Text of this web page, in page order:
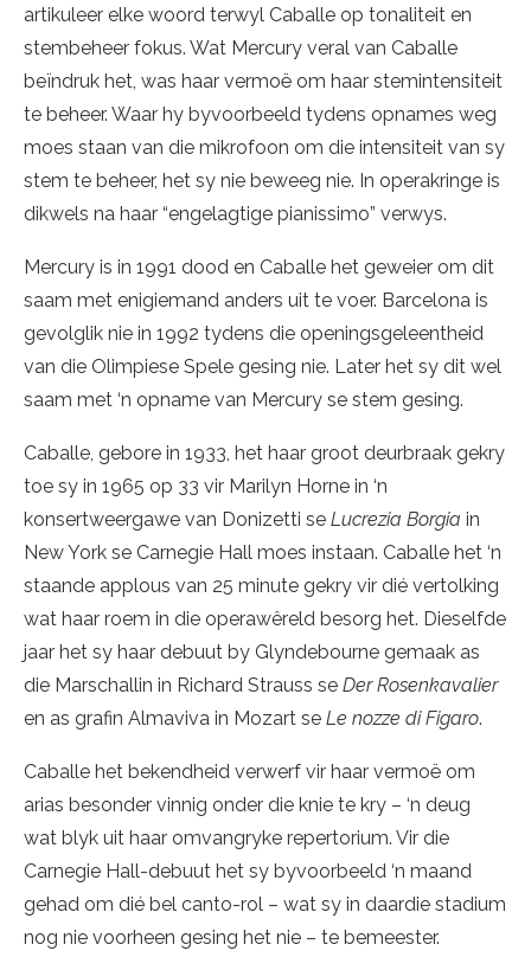
artikuleer elke woord terwyl Caballe op tonaliteit en
stembeheer fokus. Wat Mercury veral van Caballe
beïndruk het, was haar vermoë om haar stemintensiteit
te beheer. Waar hy byvoorbeeld tydens opnames weg
moes staan van die mikrofoon om die intensiteit van sy
stem te beheer, het sy nie beweeg nie. In operakringe is
dikwels na haar “engelagtige pianissimo” verwys.
Mercury is in 1991 dood en Caballe het geweier om dit
saam met enigiemand anders uit te voer. Barcelona is
gevolglik nie in 1992 tydens die openingsgeleentheid
van die Olimpiese Spele gesing nie. Later het sy dit wel
saam met ‘n opname van Mercury se stem gesing.
Caballe, gebore in 1933, het haar groot deurbraak gekry
toe sy in 1965 op 33 vir Marilyn Horne in ‘n
konsertweergawe van Donizetti se Lucrezia Borgia in
New York se Carnegie Hall moes instaan. Caballe het ‘n
staande applous van 25 minute gekry vir dié vertolking
wat haar roem in die operawêreld besorg het. Dieselfde
jaar het sy haar debuut by Glyndebourne gemaak as
die Marschallin in Richard Strauss se Der Rosenkavalier
en as grafin Almaviva in Mozart se Le nozze di Figaro.
Caballe het bekendheid verwerf vir haar vermoë om
arias besonder vinnig onder die knie te kry – ‘n deug
wat blyk uit haar omvangryke repertorium. Vir die
Carnegie Hall-debuut het sy byvoorbeeld ‘n maand
gehad om dié bel canto-rol – wat sy in daardie stadium
nog nie voorheen gesing het nie – te bemeester.